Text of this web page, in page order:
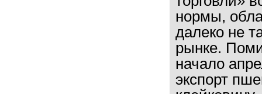
нормы,
далеко не
рынке.
начало
экспорт